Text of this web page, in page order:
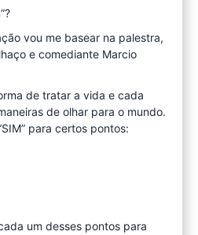
vou me basear na palestra,
e comediante Marcio
de tratar a vida e cada
de olhar para o mundo.
para certos pontos:
um desses pontos para